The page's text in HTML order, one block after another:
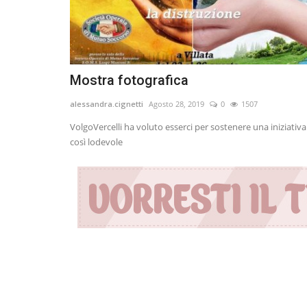
Mostra fotografica
alessandra.cignetti Agosto 28, 2019 0 1507
VolgoVercelli ha voluto esserci per sostenere una iniziativa
così lodevole